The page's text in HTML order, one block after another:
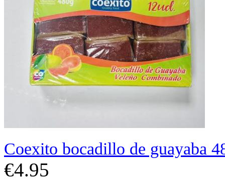
Coexito bocadillo de guayaba
€4.95